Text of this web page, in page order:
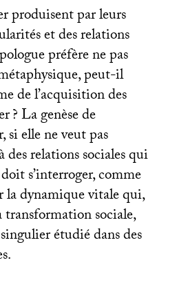
produisent par leurs
et des relations
préfère ne pas
peut-il
de l’acquisition des
? La genèse de
elle ne veut pas
relations sociales qui
s’interroger, comme
la dynamique vitale qui,
sociale,
étudié dans des